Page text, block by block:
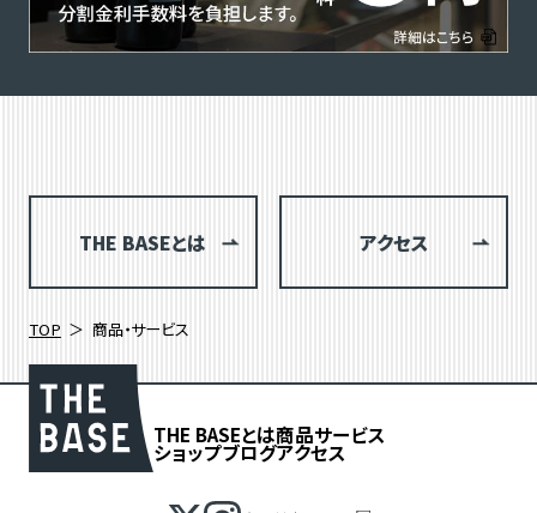
THE BASEとは アクセス
TOP 商品・サービス
THE BASEとは商品サービス
ショップブログアクセス